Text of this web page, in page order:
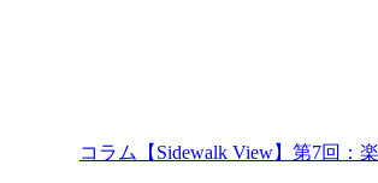
コラム【Sidewalk View】第7回：